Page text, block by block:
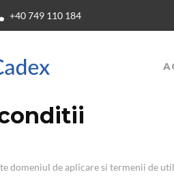
+40 749 110 184
domeniul de aplicare si termenii de